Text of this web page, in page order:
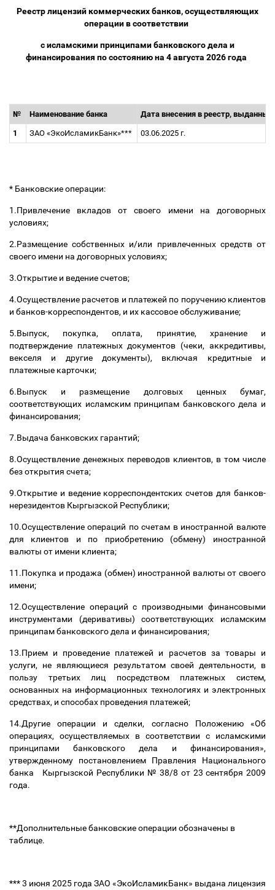
Реестр лицензий коммерческих банков, осуществляющих
операции в соответствии
с исламскими принципами банковского дела и
финансирования по состоянию на 4 августа 2026 года
№ Наименование банка Дата внесения в реестр,
1 ЗАО «ЭкоИсламикБанк»*** 03.06.2025 г.
* Банковские операции:
1.Привлечение вкладов от своего имени на договорных
условиях;
2.Размещение собственных и/или привлеченных средств от
своего имени на договорных условиях;
3.Открытие и ведение счетов;
4.Осуществление расчетов и платежей по поручению клиентов
и банков-корреспондентов, и их кассовое обслуживание;
5.Выпуск, покупка, оплата, принятие, хранение и
подтверждение платежных документов (чеки, аккредитивы,
векселя и другие документы), включая кредитные и
платежные карточки;
6.Выпуск и размещение долговых ценных бумаг,
соответствующих исламским принципам банковского дела и
финансирования;
7.Выдача банковских гарантий;
8.Осуществление денежных переводов клиентов, в том числе
без открытия счета;
9.Открытие и ведение корреспондентских счетов для банков-
нерезидентов Кыргызской Республики;
10.Осуществление операций по счетам в иностранной валюте
для клиентов и по приобретению (обмену) иностранной
валюты от имени клиента;
11.Покупка и продажа (обмен) иностранной валюты от своего
имени;
12.Осуществление операций с производными финансовыми
инструментами (деривативы) соответствующих исламским
принципам банковского дела и финансирования;
13.Прием и проведение платежей и расчетов за товары и
услуги, не являющиеся результатом своей деятельности, в
пользу третьих лиц посредством платежных систем,
основанных на информационных технологиях и электронных
средствах, и способах проведения платежей;
14.Другие операции и сделки, согласно Положению «Об
операциях, осуществляемых в соответствии с исламскими
принципами банковского дела и финансирования»,
утвержденному постановлением Правления Национального
банка Кыргызской Республики № 38/8 от 23 сентября 2009
года.
**Дополнительные банковские операции обозначены в
таблице.
*** 3 июня 2025 года ЗАО «ЭкоИсламикБанк» выдана лицензия